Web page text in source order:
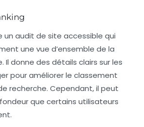
un audit de site accessible qui
une vue d’ensemble de la
Il donne des détails clairs sur les
pour améliorer le classement
recherche. Cependant, il peut
que certains utilisateurs